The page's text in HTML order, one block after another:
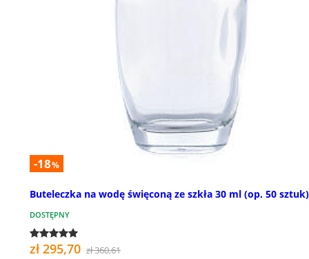
-18%
Buteleczka na wodę święconą ze szkła 30 ml (op. 50 sztuk)
DOSTĘPNY
zł 295,70 zł 360,61